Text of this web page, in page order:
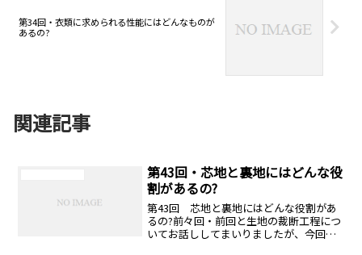
第34回・衣類に求められる性能にはどんなものが
あるの?
関連記事
第43回・芯地と裏地にはどんな役
割があるの?
第43回 芯地と裏地にはどんな役割があ
るの?前々回・前回と生地の裁断工程につ
いてお話ししてまいりましたが、今回は